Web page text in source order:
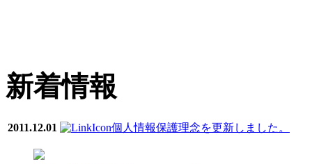
新着情報
2011.12.01 個人情報保護理念を更新しました。